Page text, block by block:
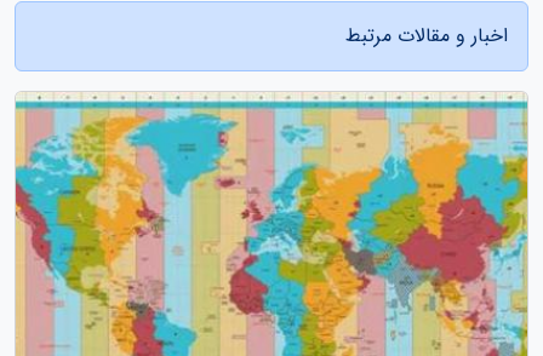
اخبار و مقالات مرتبط